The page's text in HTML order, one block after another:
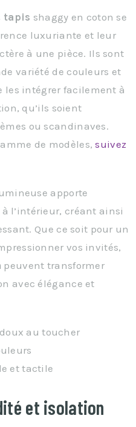
tapis shaggy en coton se
luxuriante et leur
à une pièce. Ils sont
variété de couleurs et
les intégrer facilement à
qu’ils soient
ou scandinaves.
de modèles,suivez
apporte
l’intérieur, créant ainsi
Que ce soit pour un
vos invités,
peuvent transformer
avec élégance et
au toucher
et tactile
et isolation